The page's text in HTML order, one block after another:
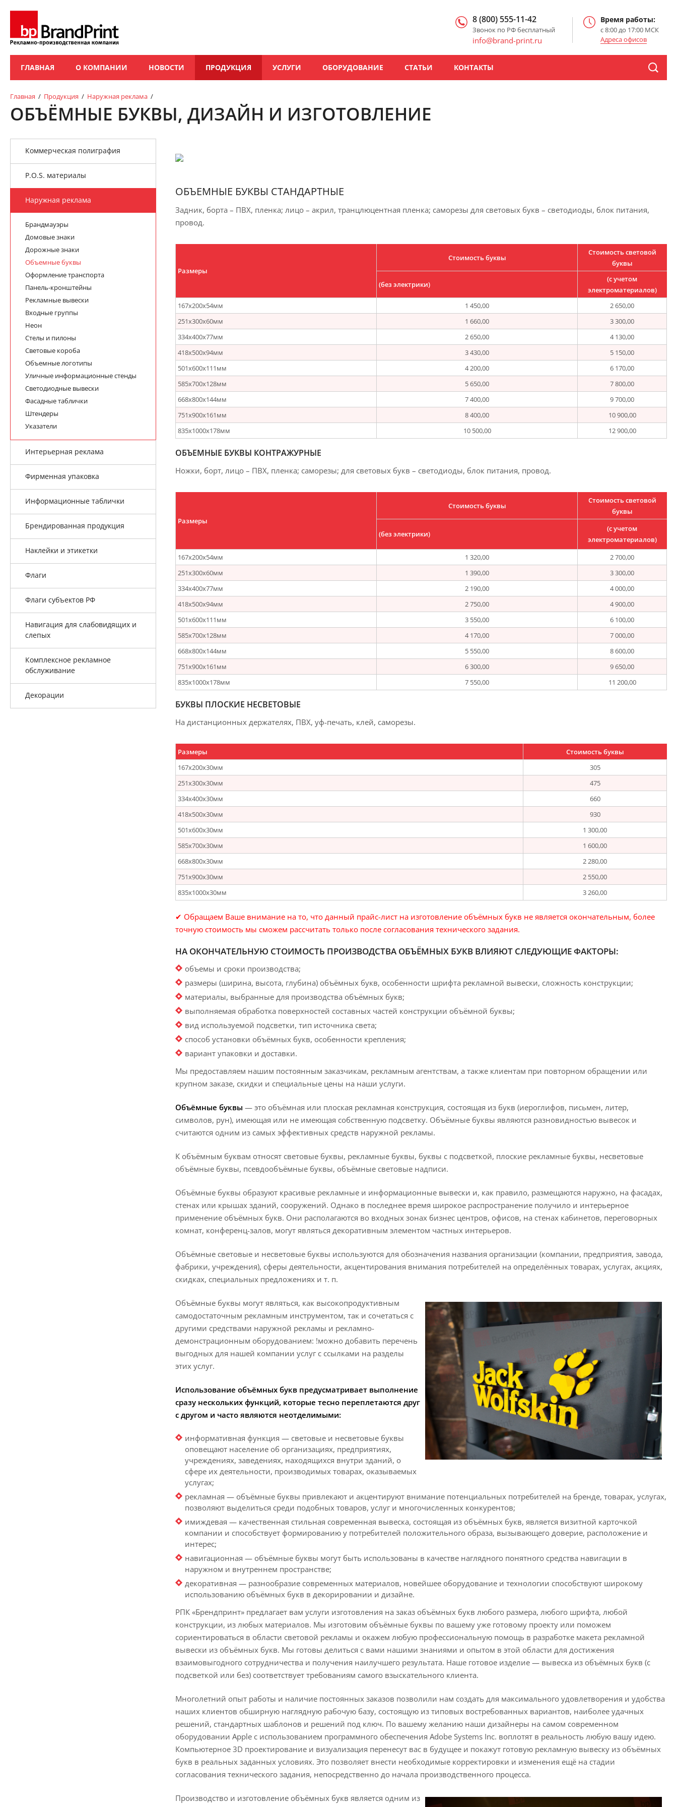
8 (800) 555-11-42
Звонок по РФ бесплатный
info@brand-print.ru
Время работы:
с 8:00 до 17:00 МСК
Адреса офисов
ГЛАВНАЯ О КОМПАНИИ НОВОСТИ ПРОДУКЦИЯ УСЛУГИ ОБОРУДОВАНИЕ СТАТЬИ КОНТАКТЫ
Главная / Продукция / Наружная реклама /
ОБЪЁМНЫЕ БУКВЫ, ДИЗАЙН И ИЗГОТОВЛЕНИЕ
Коммерческая полиграфия
P.O.S. материалы
Наружная реклама
Брандмауэры
Домовые знаки
Дорожные знаки
Объемные буквы
Оформление транспорта
Панель-кронштейны
Рекламные вывески
Входные группы
Неон
Стелы и пилоны
Световые короба
Объемные логотипы
Уличные информационные стенды
Светодиодные вывески
Фасадные таблички
Штендеры
Указатели
Интерьерная реклама
Фирменная упаковка
Информационные таблички
Брендированная продукция
Наклейки и этикетки
Флаги
Флаги субъектов РФ
Навигация для слабовидящих и
слепых
Комплексное рекламное
обслуживание
Декорации
ОБЪЕМНЫЕ БУКВЫ СТАНДАРТНЫЕ
Задник, борта – ПВХ, пленка; лицо – акрил, транцлюцентная пленка; саморезы для световых букв – светодиоды, блок питания,
провод.
Размеры
Стоимость буквы
Стоимость световой
буквы
(без электрики)
(с учетом
электроматериалов)
167х200х54мм
1 450,00
2 650,00
251х300х60мм
1 660,00
3 300,00
334х400х77мм
2 650,00
4 130,00
418х500х94мм
3 430,00
5 150,00
501х600х111мм
4 200,00
6 170,00
585х700х128мм
5 650,00
7 800,00
668х800х144мм
7 400,00
9 700,00
751х900х161мм
8 400,00
10 900,00
835х1000х178мм
10 500,00 12 900,00
ОБЪЕМНЫЕ БУКВЫ КОНТРАЖУРНЫЕ
Ножки, борт, лицо – ПВХ, пленка; саморезы; для световых букв – светодиоды, блок питания, провод.
Размеры
Стоимость буквы
Стоимость световой
буквы
(без электрики)
(с учетом
электроматериалов)
167х200х54мм
1 320,00
2 700,00
251х300х60мм
1 390,00
3 300,00
334х400х77мм
2 190,00
4 000,00
418х500х94мм
2 750,00
4 900,00
501х600х111мм
3 550,00
6 100,00
585х700х128мм
4 170,00
7 000,00
668х800х144мм
5 550,00
8 600,00
751х900х161мм
6 300,00
9 650,00
835х1000х178мм
7 550,00 11 200,00
БУКВЫ ПЛОСКИЕ НЕСВЕТОВЫЕ
На дистанционных держателях, ПВХ, уф-печать, клей, саморезы.
Размеры
Стоимость буквы
167х200х30мм
305
251х300х30мм
475
334х400х30мм
660
418х500х30мм
930
501х600х30мм
1 300,00
585х700х30мм
1 600,00
668х800х30мм
2 280,00
751х900х30мм
2 550,00
835х1000х30мм
3 260,00
✔ Обращаем Ваше внимание на то, что данный прайс-лист на изготовление объёмных букв не является окончательным, более
точную стоимость мы сможем рассчитать только после согласования технического задания.
НА ОКОНЧАТЕЛЬНУЮ СТОИМОСТЬ ПРОИЗВОДСТВА ОБЪЁМНЫХ БУКВ ВЛИЯЮТ СЛЕДУЮЩИЕ ФАКТОРЫ:
объемы и сроки производства;
размеры (ширина, высота, глубина) объёмных букв, особенности шрифта рекламной вывески, сложность конструкции;
материалы, выбранные для производства объёмных букв;
выполняемая обработка поверхностей составных частей конструкции объёмной буквы;
вид используемой подсветки, тип источника света;
способ установки объёмных букв, особенности крепления;
вариант упаковки и доставки.
Мы предоставляем нашим постоянным заказчикам, рекламным агентствам, а также клиентам при повторном обращении или
крупном заказе, скидки и специальные цены на наши услуги.
Объёмные буквы — это объёмная или плоская рекламная конструкция, состоящая из букв (иероглифов, письмен, литер,
символов, рун), имеющая или не имеющая собственную подсветку. Объёмные буквы являются разновидностью вывесок и
считаются одним из самых эффективных средств наружной рекламы.
К объёмным буквам относят световые буквы, рекламные буквы, буквы с подсветкой, плоские рекламные буквы, несветовые
объёмные буквы, псевдообъёмные буквы, объёмные световые надписи.
Объёмные буквы образуют красивые рекламные и информационные вывески и, как правило, размещаются наружно, на фасадах,
стенах или крышах зданий, сооружений. Однако в последнее время широкое распространение получило и интерьерное
применение объёмных букв. Они располагаются во входных зонах бизнес центров, офисов, на стенах кабинетов, переговорных
комнат, конференц-залов, могут являться декоративным элементом частных интерьеров.
Объёмные световые и несветовые буквы используются для обозначения названия организации (компании, предприятия, завода,
фабрики, учреждения), сферы деятельности, акцентирования внимания потребителей на определённых товарах, услугах, акциях,
скидках, специальных предложениях и т. п.
Объёмные буквы могут являться, как высокопродуктивным
самодостаточным рекламным инструментом, так и сочетаться с
другими средствами наружной рекламы и рекламно-
демонстрационным оборудованием: !можно добавить перечень
выгодных для нашей компании услуг с ссылками на разделы
этих услуг.
Использование объёмных букв предусматривает выполнение
сразу нескольких функций, которые тесно переплетаются друг
с другом и часто являются неотделимыми:
информативная функция — световые и несветовые буквы
оповещают население об организациях, предприятиях,
учреждениях, заведениях, находящихся внутри зданий, о
сфере их деятельности, производимых товарах, оказываемых
услугах;
рекламная — объёмные буквы привлекают и акцентируют внимание потенциальных потребителей на бренде, товарах, услугах,
позволяют выделиться среди подобных товаров, услуг и многочисленных конкурентов;
имиждевая — качественная стильная современная вывеска, состоящая из объёмных букв, является визитной карточкой
компании и способствует формированию у потребителей положительного образа, вызывающего доверие, расположение и
интерес;
навигационная — объёмные буквы могут быть использованы в качестве наглядного понятного средства навигации в
наружном и внутреннем пространстве;
декоративная — разнообразие современных материалов, новейшее оборудование и технологии способствуют широкому
использованию объёмных букв в декорировании и дизайне.
РПК «Брендпринт» предлагает вам услуги изготовления на заказ объёмных букв любого размера, любого шрифта, любой
конструкции, из любых материалов. Мы изготовим объёмные буквы по вашему уже готовому проекту или поможем
сориентироваться в области световой рекламы и окажем любую профессиональную помощь в разработке макета рекламной
вывески из объёмных букв. Мы готовы делиться с вами нашими знаниями и опытом в этой области для достижения
взаимовыгодного сотрудничества и получения наилучшего результата. Наше готовое изделие — вывеска из объёмных букв (с
подсветкой или без) соответствует требованиям самого взыскательного клиента.
Многолетний опыт работы и наличие постоянных заказов позволили нам создать для максимального удовлетворения и удобства
наших клиентов обширную наглядную рабочую базу, состоящую из типовых востребованных вариантов, наиболее удачных
решений, стандартных шаблонов и решений под ключ. По вашему желанию наши дизайнеры на самом современном
оборудовании Apple с использованием программного обеспечения Adobe Systems Inc. воплотят в реальность любую вашу идею.
Компьютерное 3D проектирование и визуализация перенесут вас в будущее и покажут готовую рекламную вывеску из объёмных
букв в реальных заданных условиях. Это позволяет внести необходимые корректировки и изменения ещё на стадии
согласования технического задания, непосредственно до начала производственного процесса.
Производство и изготовление объёмных букв является одним из